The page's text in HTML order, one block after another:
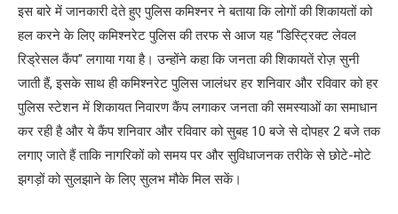
इस बारे में जानकारी देते हुए पुलिस कमिश्नर ने बताया कि लोगों की शिकायतों को
हल करने के लिए कमिश्नरेट पुलिस की तरफ से आज यह “डिस्ट्रिक्ट लेवल
रिड्रेसल कैंप” लगाया गया है। उन्होंने कहा कि जनता की शिकायतें रोज़ सुनी
जाती हैं, इसके साथ ही कमिश्नरेट पुलिस जालंधर हर शनिवार और रविवार को हर
पुलिस स्टेशन में शिकायत निवारण कैंप लगाकर जनता की समस्याओं का समाधान
कर रही है और ये कैंप शनिवार और रविवार को सुबह 10 बजे से दोपहर 2 बजे तक
लगाए जाते हैं ताकि नागरिकों को समय पर और सुविधाजनक तरीके से छोटे-मोटे
झगड़ों को सुलझाने के लिए सुलभ मौके मिल सकें।